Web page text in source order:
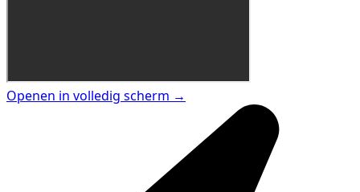
Openen in volledig scherm →